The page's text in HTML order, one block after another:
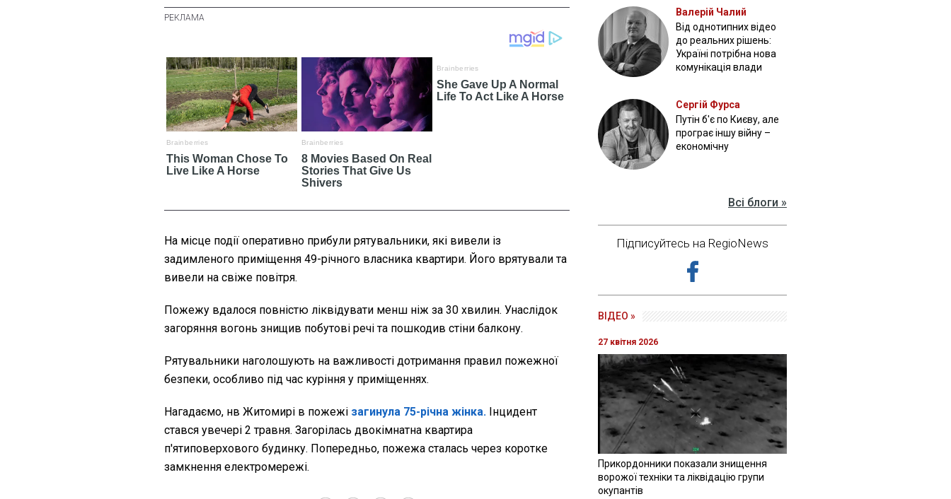
На місце події оперативно прибули рятувальники, які вивели із
задимленого приміщення 49-річного власника квартири. Його врятували та
вивели на свіже повітря.
Пожежу вдалося повністю ліквідувати менш ніж за 30 хвилин. Унаслідок
загоряння вогонь знищив побутові речі та пошкодив стіни балкону.
Рятувальники наголошують на важливості дотримання правил пожежної
безпеки, особливо під час куріння у приміщеннях.
Нагадаємо, нв Житомирі в пожежі загинула 75-річна жінка. Інцидент
стався увечері 2 травня. Загорілась двокімнатна квартира
п'ятиповерхового будинку. Попередньо, пожежа сталась через коротке
замкнення електромережі.
Валерій Чалий
Від однотипних відео
до реальних рішень:
Україні потрібна нова
комунікація влади
Сергій Фурса
Путін б'є по Києву, але
програє іншу війну –
економічну
Всі блоги »
Підписуйтесь на RegioNews
ВІДЕО »
27 квітня 2026
Прикордонники показали знищення
ворожої техніки та ліквідацію групи
окупантів